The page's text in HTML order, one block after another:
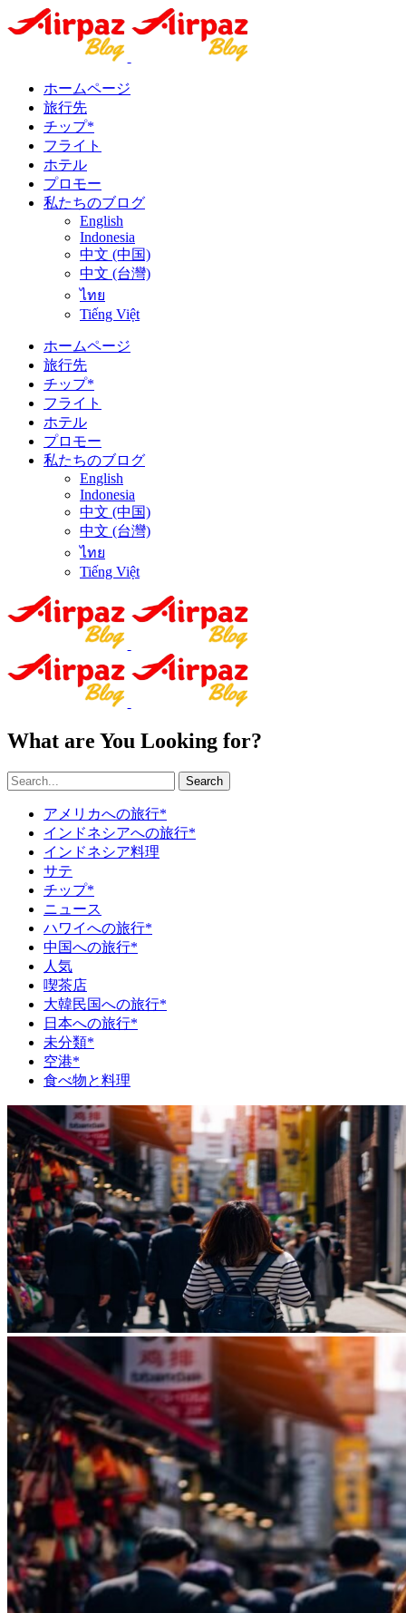
ホームページ
旅行先
チップ*
フライト
ホテル
プロモー
私たちのブログ
English
Indonesia
中文 (中国)
中文 (台灣)
ไทย
Tiếng Việt
ホームページ
旅行先
チップ*
フライト
ホテル
プロモー
私たちのブログ
English
Indonesia
中文 (中国)
中文 (台灣)
ไทย
Tiếng Việt
What are You Looking for?
Search
アメリカへの旅行*
インドネシアへの旅行*
インドネシア料理
サテ
チップ*
ニュース
ハワイへの旅行*
中国への旅行*
人気
喫茶店
大韓民国への旅行*
日本への旅行*
未分類*
空港*
食べ物と料理